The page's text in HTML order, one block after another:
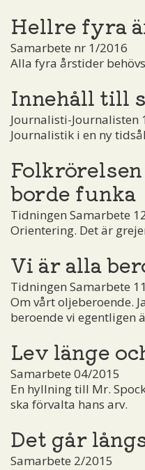
Hellre fyra
Samarbete nr 1/2016
Alla fyra årstider
Innehåll till
Journalisti-Journalisten
Journalistik i en ny
borde funka
Tidningen Samarbete
Orientering. Det är
Vi är alla
Tidningen Samarbete
Om vårt oljeberoende.
beroende vi egentligen
Lev länge
Samarbete 04/2015
En hyllning till Mr.
ska förvalta hans arv.
Det går
Samarbete 2/2015